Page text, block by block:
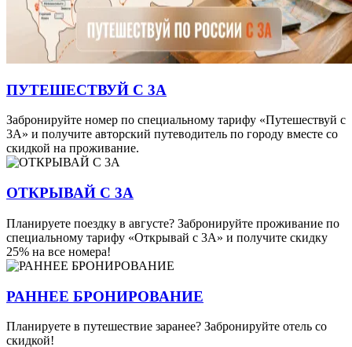
ПУТЕШЕСТВУЙ С 3А
Забронируйте номер по специальному тарифу «Путешествуй с
3А» и получите авторский путеводитель по городу вместе со
скидкой на проживание.
ОТКРЫВАЙ С 3А
Планируете поездку в августе? Забронируйте проживание по
специальному тарифу «Открывай с 3А» и получите скидку
25% на все номера!
РАННЕЕ БРОНИРОВАНИЕ
Планируете в путешествие заранее? Забронируйте отель со
скидкой!